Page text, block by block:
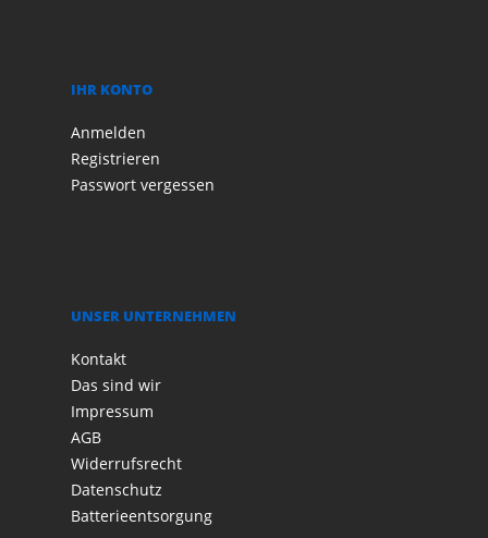
IHR KONTO
Anmelden
Registrieren
Passwort vergessen
UNSER UNTERNEHMEN
Kontakt
Das sind wir
Impressum
AGB
Widerrufsrecht
Datenschutz
Batterieentsorgung